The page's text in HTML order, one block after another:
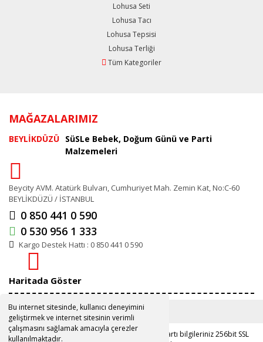
Bu internet sitesinde, kullanıcı deneyimini
geliştirmek ve internet sitesinin verimli
çalışmasını sağlamak amacıyla çerezler
kullanılmaktadır.
Lohusa Seti
Lohusa Tacı
Lohusa Tepsisi
Lohusa Terliği
Tüm Kategoriler
MAĞAZALARIMIZ
BEYLİKDÜZÜ SüSLe Bebek, Doğum Günü ve Parti
Malzemeleri
Beycity AVM. Atatürk Bulvarı, Cumhuriyet Mah. Zemin Kat, No:C-60
BEYLİKDÜZÜ / İSTANBUL
0 850 441 0 590
0 530 956 1 333
Kargo Destek Hattı : 0 850 441 0 590
Haritada Göster
Copyright 2019 ©www.susle.com.tr
Kredi kartı bilgileriniz 256bit SSL